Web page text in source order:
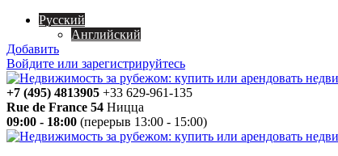
Русский
Английский
Добавить
Войдите или зарегистрируйтесь
+7 (495) 4813905 +33 629-961-135
Rue de France 54 Ницца
09:00 - 18:00 (перерыв 13:00 - 15:00)